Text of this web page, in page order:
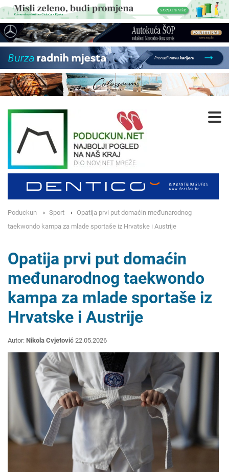
Poduckun Sport
Opatija prvi put domaćin međunarodnog
taekwondo kampa za mlade sportaše iz Hrvatske i Austrije
Opatija prvi put domaćin
međunarodnog taekwondo
kampa za mlade sportaše iz
Hrvatske i Austrije
Autor: Nikola Cvjetović 22.05.2026